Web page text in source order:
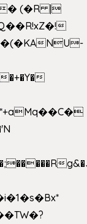
(�R |
NU-